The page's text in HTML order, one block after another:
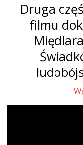
Druga
filmu